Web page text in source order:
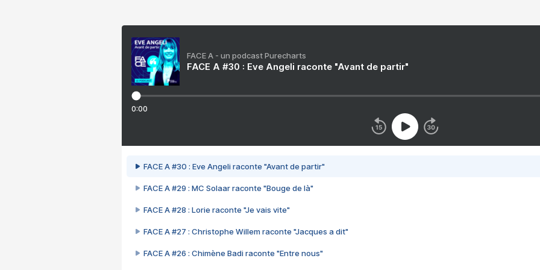
FACE A - un podcast Purecharts
FACE A #30 : Eve Angeli raconte "Avant de partir"
0:00
FACE A #30 : Eve Angeli raconte "Avant de partir"
FACE A #29 : MC Solaar raconte "Bouge de là"
FACE A #28 : Lorie raconte "Je vais vite"
FACE A #27 : Christophe Willem raconte "Jacques a dit"
FACE A #26 : Chimène Badi raconte "Entre nous"